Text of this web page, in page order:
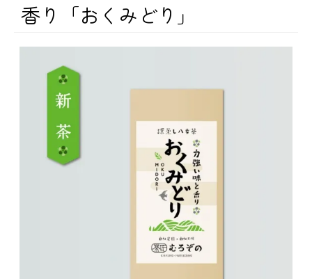
香り「おくみどり」